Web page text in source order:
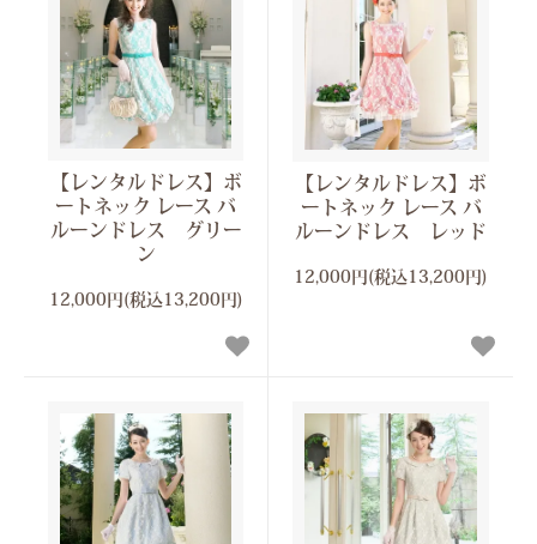
【レンタルドレス】ボ
ートネック レース バ
ルーンドレス グリー
ン
12,000円(税込13,200円)
【レンタルドレス】ボ
ートネック レース バ
ルーンドレス レッド
12,000円(税込13,200円)